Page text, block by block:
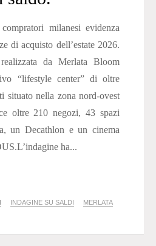
milanesi evidenza
di acquisto dell’estate 2026.
da Merlata Bloom
“lifestyle center” di oltre
situato nella zona nord-ovest
oltre 210 negozi, 43 spazi
un Decathlon e un cinema
ha...
INDAGINE SU SALDI
MERLATA